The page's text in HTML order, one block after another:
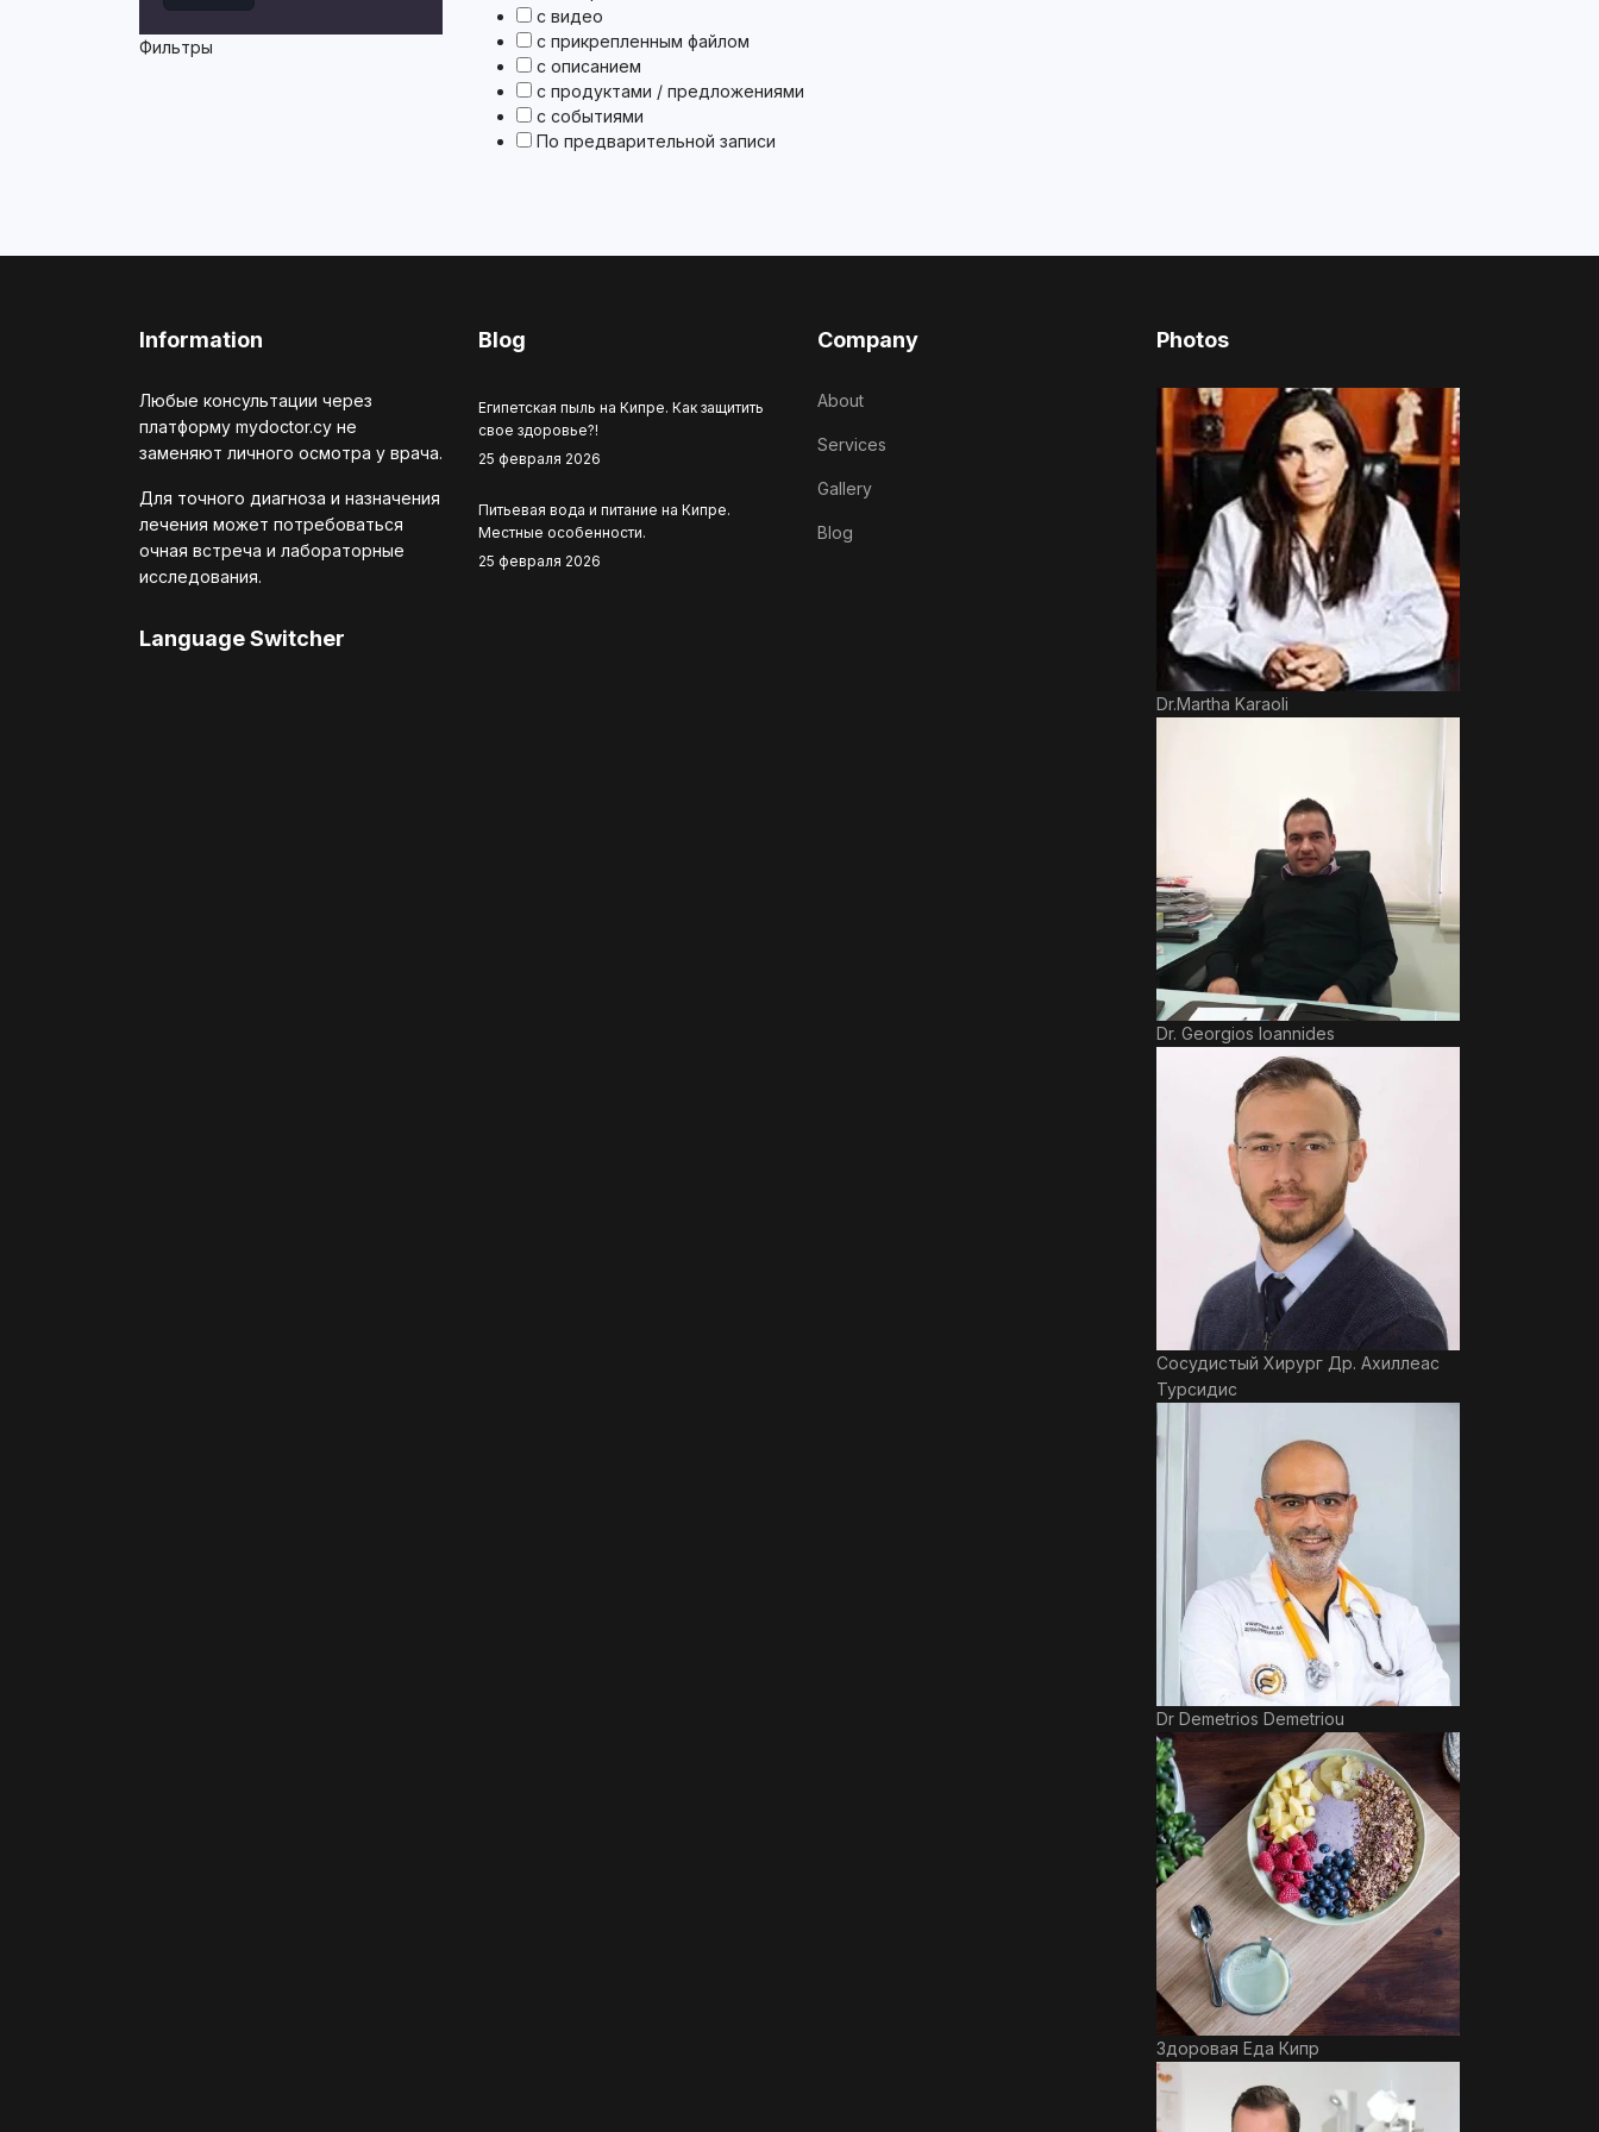
Фильтры
с видео
с прикрепленным файлом
с описанием
с продуктами / предложениями
с событиями
По предварительной записи
Information
Любые консультации через
платформу mydoctor.cy не
заменяют личного осмотра у врача.
Для точного диагноза и назначения
лечения может потребоваться
очная встреча и лабораторные
исследования.
Language Switcher
Blog
Египетская пыль на Кипре. Как защитить
свое здоровье?!
25 февраля 2026
Питьевая вода и питание на Кипре.
Местные особенности.
25 февраля 2026
Company
About
Services
Gallery
Blog
Photos
Dr.Martha Karaoli
Dr. Georgios Ioannides
Сосудистый Хирург Др. Ахиллеас
Турсидис
Dr Demetrios Demetriou
Здоровая Еда Кипр